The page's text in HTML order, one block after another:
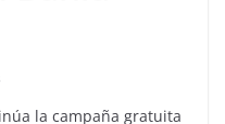
la campaña gratuita